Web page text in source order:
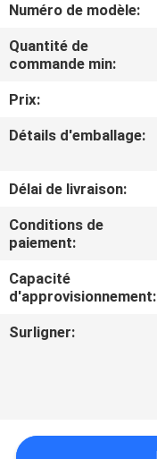
VISITE
D'USINE
CONTRÔLE
DE
CONTACTEZ-
NOUS
DEMANDEZ
UNE
PLAN
Numéro de modèle:
Quantité de
commande min:
Prix:
Détails d'emballage:
Délai de livraison:
Conditions de
paiement:
Capacité
d'approvisionnement:
Surligner: